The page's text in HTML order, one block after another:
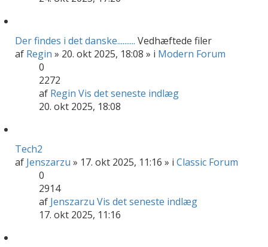
Der findes i det danske.......... Vedhæftede filer
af Regin » 20. okt 2025, 18:08 » i Modern Forum
0
2272
af Regin Vis det seneste indlæg
20. okt 2025, 18:08
Tech2
af Jenszarzu » 17. okt 2025, 11:16 » i Classic Forum
0
2914
af Jenszarzu Vis det seneste indlæg
17. okt 2025, 11:16